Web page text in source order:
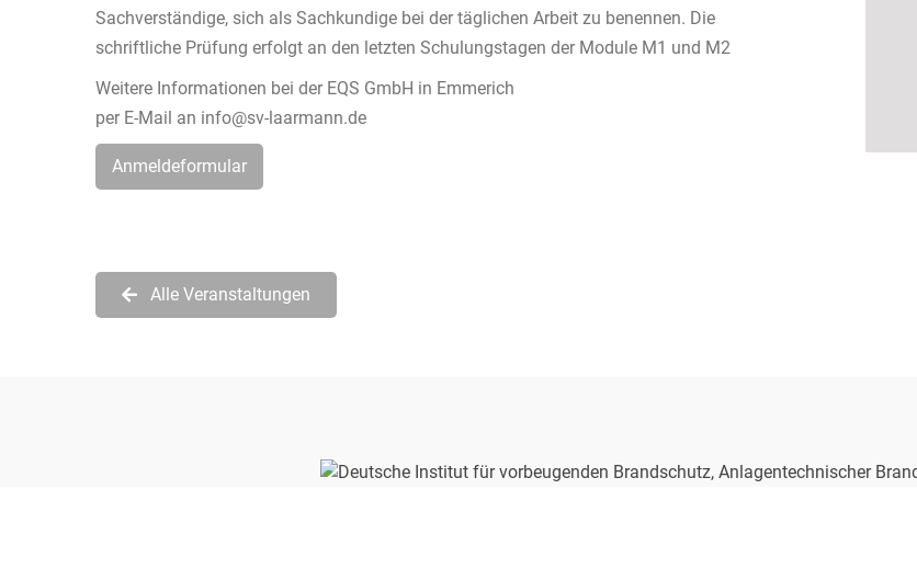
Sachverständige, sich als Sachkundige bei der täglichen Arbeit zu benennen. Die
schriftliche Prüfung erfolgt an den letzten Schulungstagen der Module M1 und M2
Weitere Informationen bei der EQS GmbH in Emmerich
per E-Mail an info@sv-laarmann.de
Anmeldeformular
Alle Veranstaltungen